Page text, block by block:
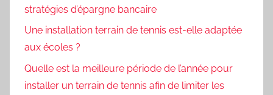
stratégies d’épargne bancaire
Une installation terrain de tennis est-elle adaptée
aux écoles ?
Quelle est la meilleure période de l’année pour
installer un terrain de tennis afin de limiter les